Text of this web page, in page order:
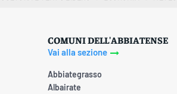
COMUNI DELL'ABBIATENSE
Vai alla sezione
Abbiategrasso
Albairate